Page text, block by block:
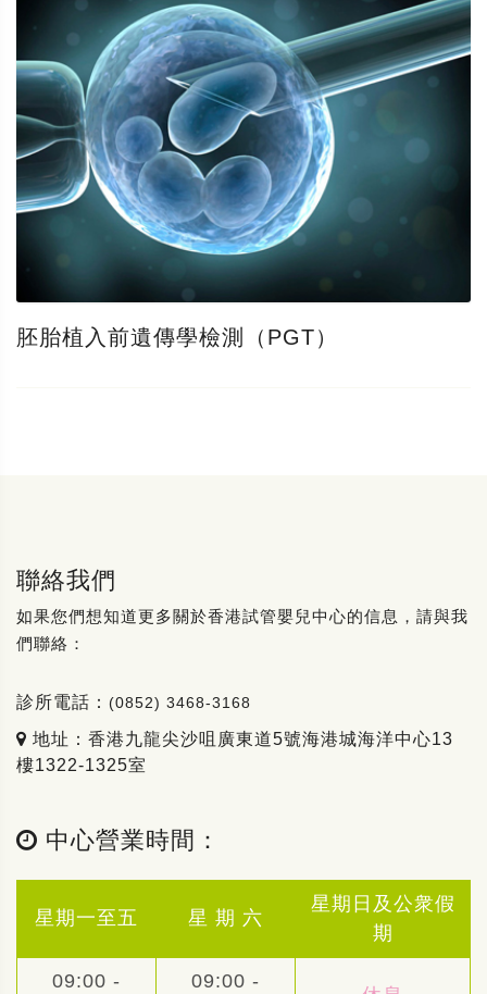
胚胎植入前遺傳學檢測（PGT）
聯絡我們
如果您們想知道更多關於香港試管嬰兒中心的信息，請與我
們聯絡：
診所電話： (0852) 3468-3168
地址：香港九龍尖沙咀廣東道5號海港城海洋中心13
樓1322-1325室
中心營業時間：
星期一至五 星 期 六
星期日及公衆假
期
09:00 - 09:00 -